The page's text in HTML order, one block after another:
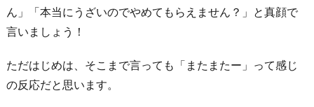
ん」「本当にうざいのでやめてもらえません？」と真顔で
言いましょう！
ただはじめは、そこまで言っても「またまたー」って感じ
の反応だと思います。